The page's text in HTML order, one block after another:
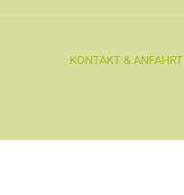
KONTAKT & ANFAHRT